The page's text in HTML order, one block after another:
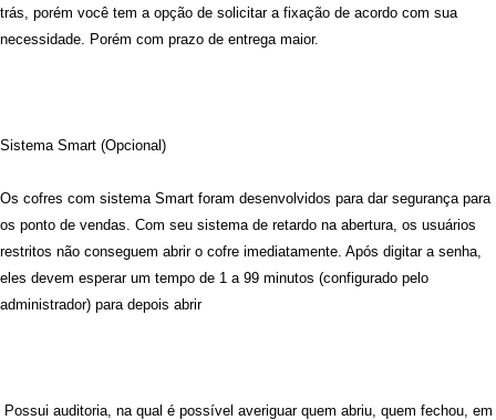
trás, porém você tem a opção de solicitar a fixação de acordo com sua
necessidade. Porém com prazo de entrega maior.
Sistema Smart (Opcional)
Os cofres com sistema Smart foram desenvolvidos para dar segurança para
os ponto de vendas. Com seu sistema de retardo na abertura, os usuários
restritos não conseguem abrir o cofre imediatamente. Após digitar a senha,
eles devem esperar um tempo de 1 a 99 minutos (configurado pelo
administrador) para depois abrir
Possui auditoria, na qual é possível averiguar quem abriu, quem fechou, em